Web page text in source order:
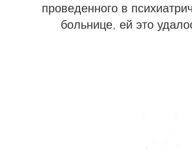
проведенного в
больнице, ей это